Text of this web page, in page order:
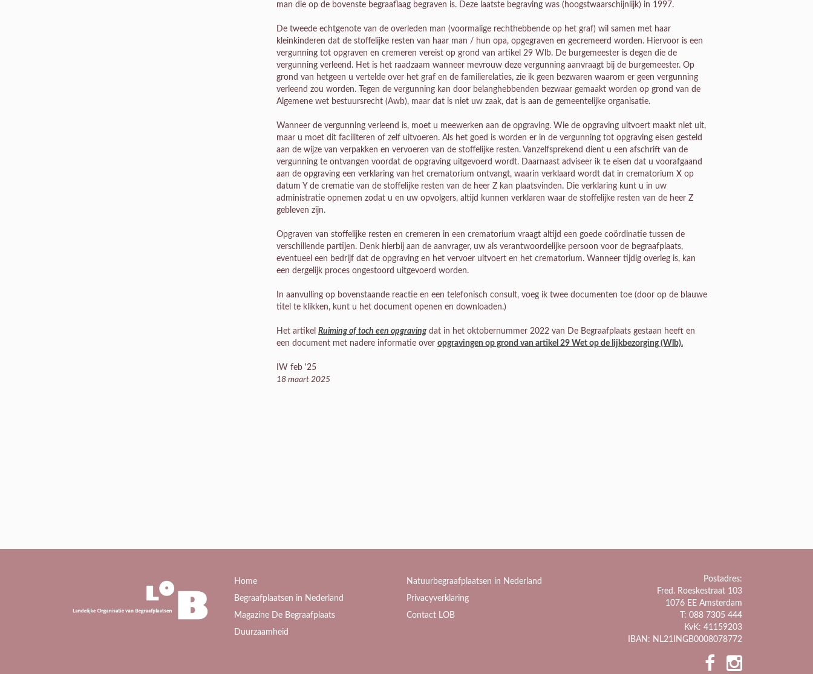
man die op de bovenste begraaflaag begraven is. Deze laatste begraving was (hoogstwaarschijnlijk) in 1997.
De tweede echtgenote van de overleden man (voormalige rechthebbende op het graf) wil samen met haar
kleinkinderen dat de stoffelijke resten van haar man / hun opa, opgegraven en gecremeerd worden. Hiervoor is een
vergunning tot opgraven en cremeren vereist op grond van artikel 29 Wlb. De burgemeester is degen die de
vergunning verleend. Het is het raadzaam wanneer mevrouw deze vergunning aanvraagt bij de burgemeester. Op
grond van hetgeen u vertelde over het graf en de familierelaties, zie ik geen bezwaren waarom er geen vergunning
verleend zou worden. Tegen de vergunning kan door belanghebbenden bezwaar gemaakt worden op grond van de
Algemene wet bestuursrecht (Awb), maar dat is niet uw zaak, dat is aan de gemeentelijke organisatie.
Wanneer de vergunning verleend is, moet u meewerken aan de opgraving. Wie de opgraving uitvoert maakt niet uit,
maar u moet dit faciliteren of zelf uitvoeren. Als het goed is worden er in de vergunning tot opgraving eisen gesteld
aan de wijze van verpakken en vervoeren van de stoffelijke resten. Vanzelfsprekend dient u een afschrift van de
vergunning te ontvangen voordat de opgraving uitgevoerd wordt. Daarnaast adviseer ik te eisen dat u voorafgaand
aan de opgraving een verklaring van het crematorium ontvangt, waarin verklaard wordt dat in crematorium X op
datum Y de crematie van de stoffelijke resten van de heer Z kan plaatsvinden. Die verklaring kunt u in uw
administratie opnemen zodat u en uw opvolgers, altijd kunnen verklaren waar de stoffelijke resten van de heer Z
gebleven zijn.
Opgraven van stoffelijke resten en cremeren in een crematorium vraagt altijd een goede coördinatie tussen de
verschillende partijen. Denk hierbij aan de aanvrager, uw als verantwoordelijke persoon voor de begraafplaats,
eventueel een bedrijf dat de opgraving en het vervoer uitvoert en het crematorium. Wanneer tijdig overleg is, kan
een dergelijk proces ongestoord uitgevoerd worden.
In aanvulling op bovenstaande reactie en een telefonisch consult, voeg ik twee documenten toe (door op de blauwe
titel te klikken, kunt u het document openen en downloaden.)
Het artikel Ruiming of toch een opgraving dat in het oktobernummer 2022 van De Begraafplaats gestaan heeft en
een document met nadere informatie over opgravingen op grond van artikel 29 Wet op de lijkbezorging (Wlb).
IW feb '25
18 maart 2025
Home
Begraafplaatsen in Nederland
Magazine De Begraafplaats
Duurzaamheid
Natuurbegraafplaatsen in Nederland
Privacyverklaring
Contact LOB
Postadres:
Fred. Roeskestraat 103
1076 EE Amsterdam
T: 088 7305 444
KvK: 41159203
IBAN: NL21INGB0008078772